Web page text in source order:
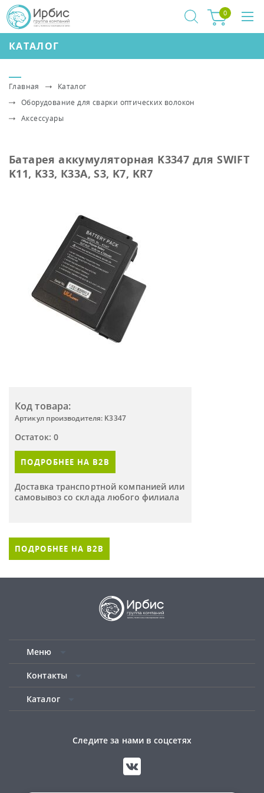
КАТАЛОГ
0
Главная
Каталог
Оборудование для сварки оптических волокон
Аксессуары
Батарея аккумуляторная K3347 для SWIFT
K11, K33, К33А, S3, K7, KR7
Код товара:
Артикул производителя: K3347
Остаток: 0
ПОДРОБНЕЕ НА B2B
Доставка транспортной компанией или
самовывоз со склада любого филиала
ПОДРОБНЕЕ НА B2B
Меню
Контакты
Каталог
Следите за нами в соцсетях